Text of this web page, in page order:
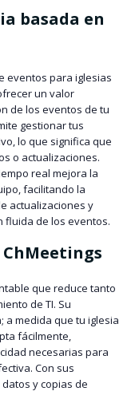
basada en
eventos para iglesias
un valor
de los eventos de tu
gestionar tus
lo que significa que
o actualizaciones.
real mejora la
facilitando la
actualizaciones y
fluida de los eventos.
que reduce tanto
de TI. Su
a medida que tu iglesia
fácilmente,
necesarias para
Con sus
y copias de